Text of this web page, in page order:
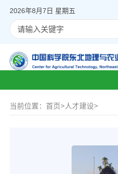
2026年8月7日 星期五
当前位置： 首页> 人才建设>